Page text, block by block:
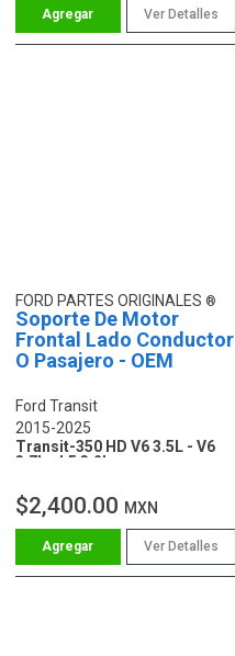
Ver Detalles
FORD PARTES ORIGINALES
Soporte De Motor
Frontal Lado Conductor
O Pasajero - OEM
Ford Transit
2015-2025
Transit-350 HD V6 3.5L - V6
3.7L - L5 3.2L
$2,400.00 MXN
Ver Detalles